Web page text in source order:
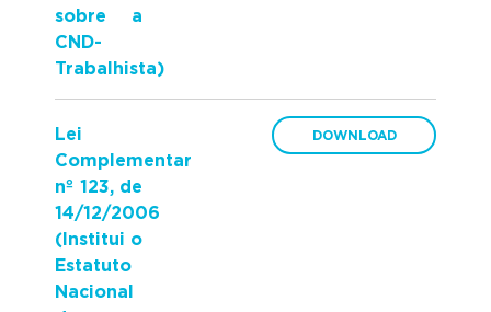
sobre a
CND-
Trabalhista)
Lei
Complementar
nº 123, de
14/12/2006
(Institui o
Estatuto
Nacional